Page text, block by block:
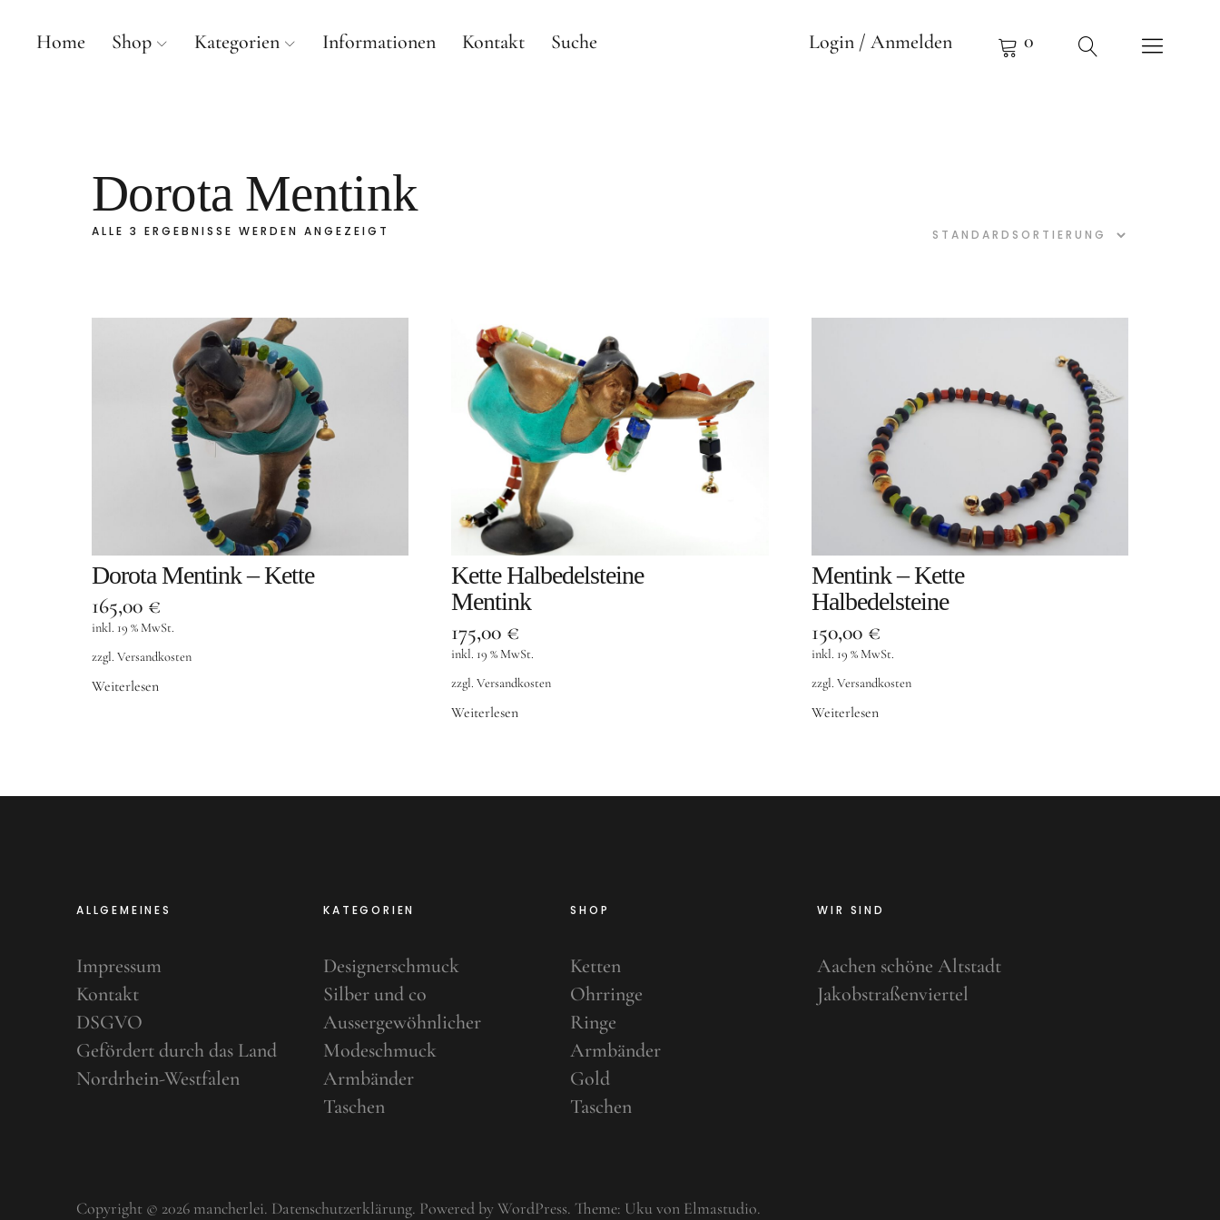
Home Shop Kategorien Informationen Kontakt Suche Login / Anmelden 0
Dorota Mentink
ALLE 3 ERGEBNISSE WERDEN ANGEZEIGT
Dorota Mentink – Kette
165,00 €
inkl. 19 % MwSt.
zzgl. Versandkosten
Weiterlesen
Kette Halbedelsteine
Mentink
175,00 €
inkl. 19 % MwSt.
zzgl.Versandkosten
Weiterlesen
Mentink – Kette
Halbedelsteine
150,00 €
inkl. 19 % MwSt.
zzgl. Versandkosten
Weiterlesen
ALLGEMEINES
Impressum
Kontakt
DSGVO
Gefördert durch das Land
Nordrhein-Westfalen
KATEGORIEN
Designerschmuck
Silber und co
Aussergewöhnlicher
Modeschmuck
Armbänder
Taschen
SHOP
Ketten
Ohrringe
Ringe
Armbänder
Gold
Taschen
WIR SIND
Aachen schöne Altstadt
Jakobstraßenviertel
Copyright © 2026 mancherlei Datenschutzerklärung Powered byWordPress Theme: Uku von Elmastudio